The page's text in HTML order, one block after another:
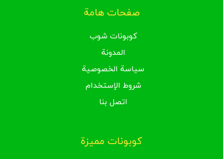
صفحات هامة
كوبونات شوب
المدونة
سياسة الخصوصية
شروط الإستخدام
اتصل بنا
كوبونات مميزة